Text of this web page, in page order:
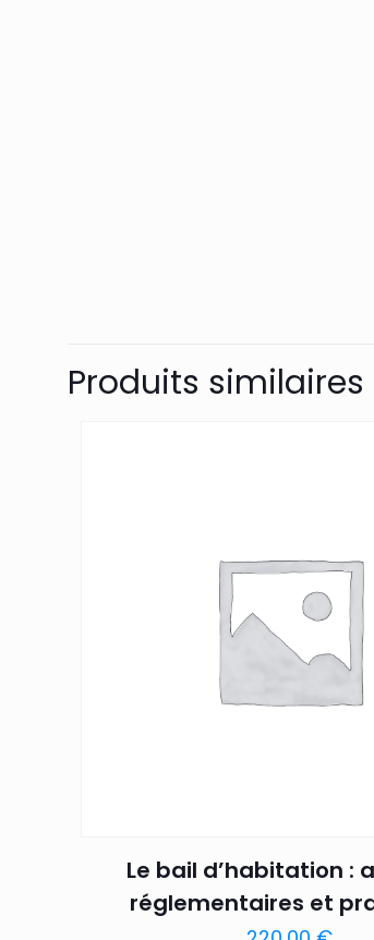
Produits similaires
Le bail d’habitation :
réglementaires et